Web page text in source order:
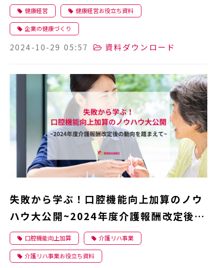
健康経営 健康経営お役立ち資料
企業の健康づくり
2024-10-29 05:57 資料ダウンロード
失敗から学ぶ！口腔機能向上加算のノウ
ハウ大公開~2024年度介護報酬改定後の
動向を踏まえて~
口腔機能向上加算 介護リハ事業
介護リハ事業お役立ち資料